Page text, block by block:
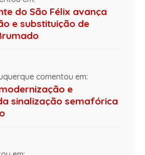
do São Félix avança
e substituição de
comentou em:
e
sinalização semafórica